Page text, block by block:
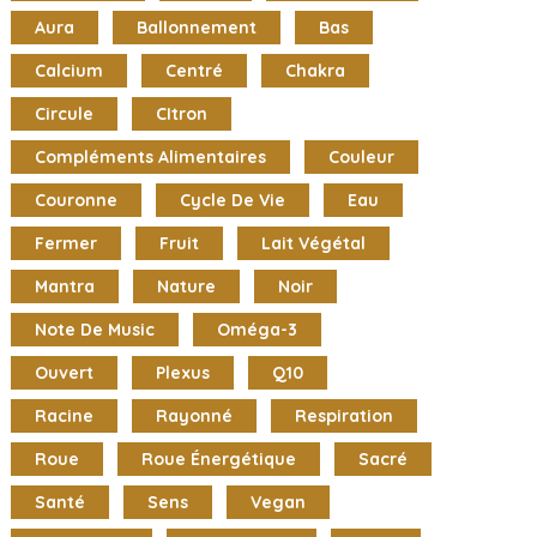
Aura Ballonnement
Bas
Calcium
Centré
Chakra
Circule
CItron
Compléments Alimentaires
Couleur
Couronne
Cycle De Vie
Eau
Fermer
Fruit
Lait Végétal
Mantra
Nature
Noir
Note De Music
Oméga-3
Ouvert
Plexus
Q10
Racine
Rayonné
Respiration
Roue
Roue Énergétique
Sacré
Santé
Sens
Vegan